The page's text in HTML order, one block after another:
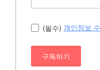
(필수) 개인정보
구독하기